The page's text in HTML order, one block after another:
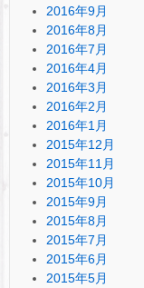
2016年9月
2016年8月
2016年7月
2016年4月
2016年3月
2016年2月
2016年1月
2015年12月
2015年11月
2015年10月
2015年9月
2015年8月
2015年7月
2015年6月
2015年5月